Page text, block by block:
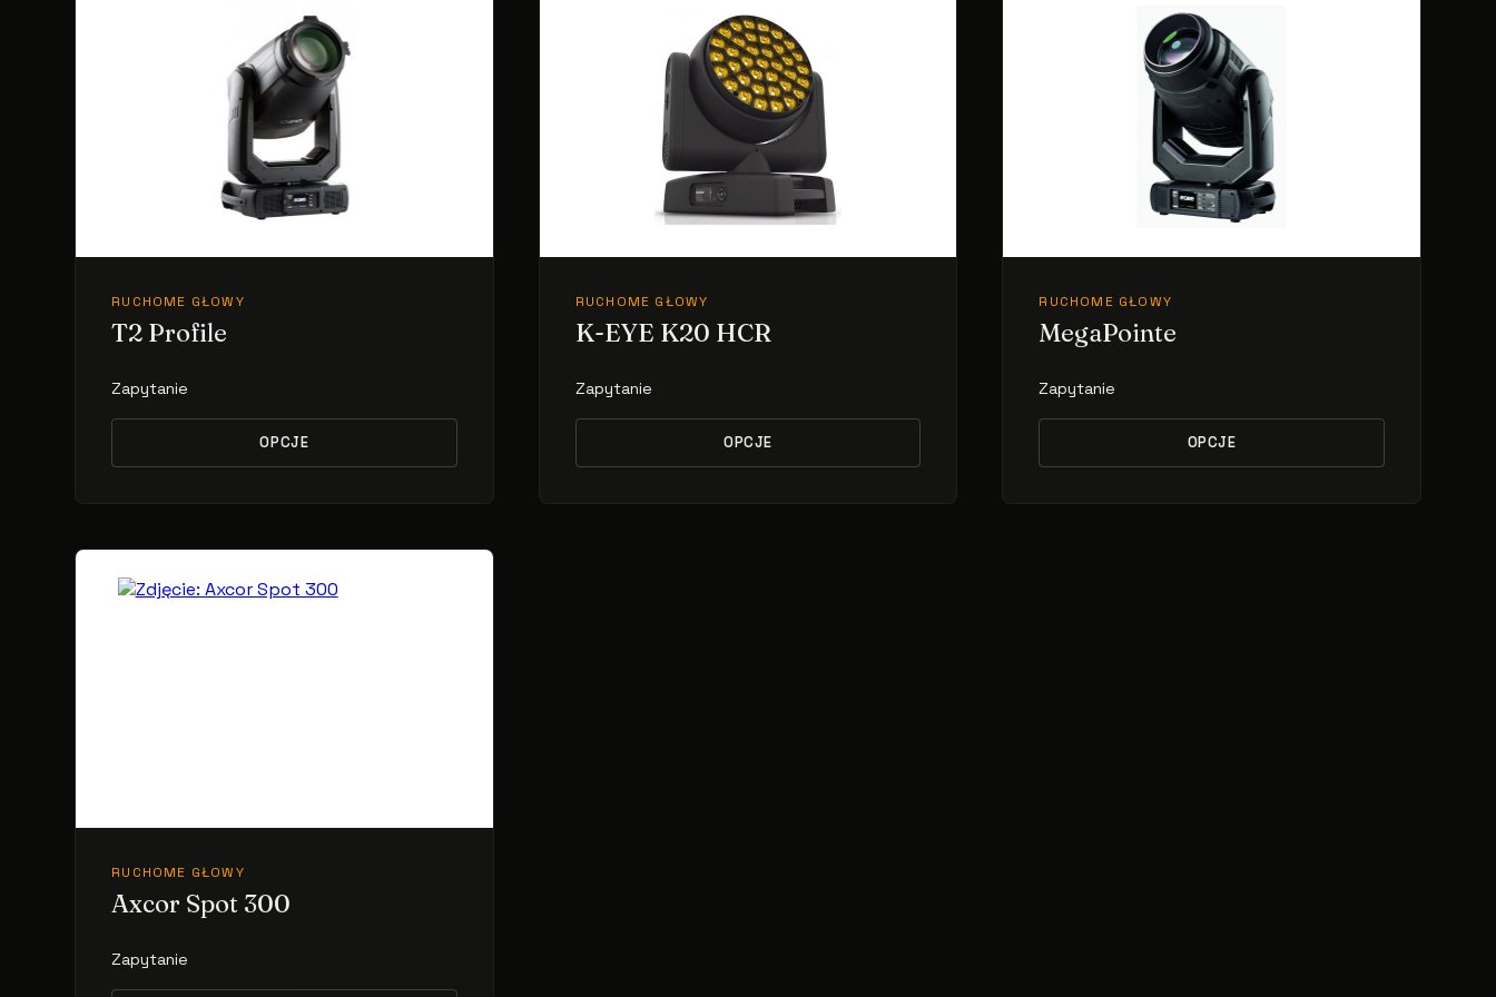
RUCHOME GŁOWY
T2 Profile
Zapytanie
OPCJE
RUCHOME GŁOWY
K-EYE K20 HCR
Zapytanie
OPCJE
RUCHOME GŁOWY
MegaPointe
Zapytanie
OPCJE
RUCHOME GŁOWY
Axcor Spot 300
Zapytanie